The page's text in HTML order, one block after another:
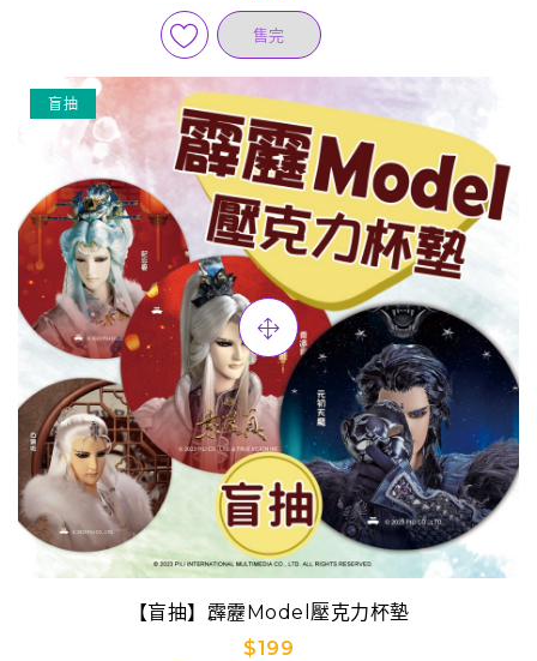
售完
盲抽
【盲抽】霹靂Model壓克力杯墊
$199